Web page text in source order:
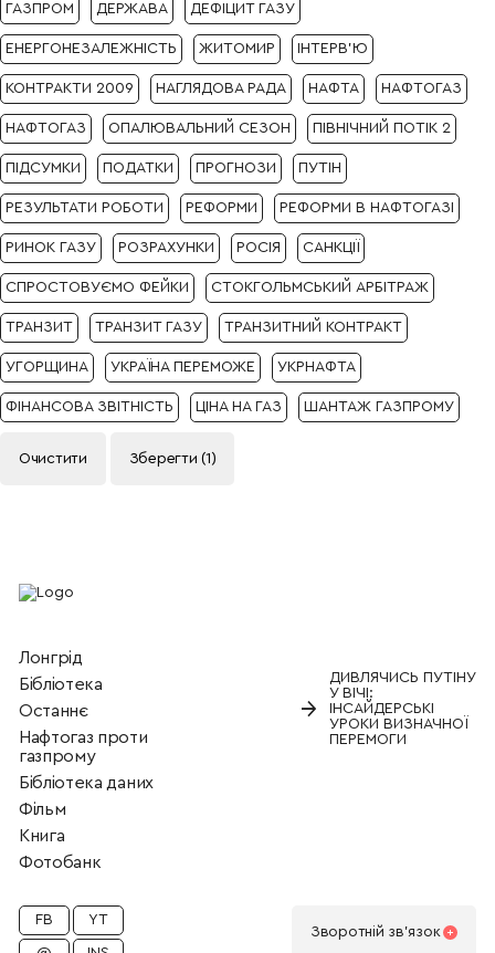
ГАЗПРОМ ДЕРЖАВА ДЕФІЦИТ ГАЗУ
ЕНЕРГОНЕЗАЛЕЖНІСТЬ ЖИТОМИР ІНТЕРВ'Ю
КОНТРАКТИ 2009 НАГЛЯДОВА РАДА НАФТА НАФТОГАЗ
НАФТОГАЗ ОПАЛЮВАЛЬНИЙ СЕЗОН ПІВНІЧНИЙ ПОТІК 2
ПІДСУМКИ ПОДАТКИ ПРОГНОЗИ ПУТІН
РЕЗУЛЬТАТИ РОБОТИ РЕФОРМИ РЕФОРМИ В НАФТОГАЗІ
РИНОК ГАЗУ РОЗРАХУНКИ РОСІЯ САНКЦІЇ
СПРОСТОВУЄМО ФЕЙКИ СТОКГОЛЬМСЬКИЙ АРБІТРАЖ
ТРАНЗИТ ТРАНЗИТ ГАЗУ ТРАНЗИТНИЙ КОНТРАКТ
УГОРЩИНА УКРАЇНА ПЕРЕМОЖЕ УКРНАФТА
ФІНАНСОВА ЗВІТНІСТЬ ЦІНА НА ГАЗ ШАНТАЖ ГАЗПРОМУ
Очистити Зберегти (1 )
Лонгрід
Бiблiотека
Останнє
Нафтогаз проти
газпрому
Бібліотека даних
Фільм
Книга
Фотобанк
→
ДИВЛЯЧИСЬ ПУТІНУ
У ВІЧІ:
ІНСАЙДЕРСЬКІ
УРОКИ ВИЗНАЧНОЇ
ПЕРЕМОГИ
FB YT
Зворотнiй зв'язок